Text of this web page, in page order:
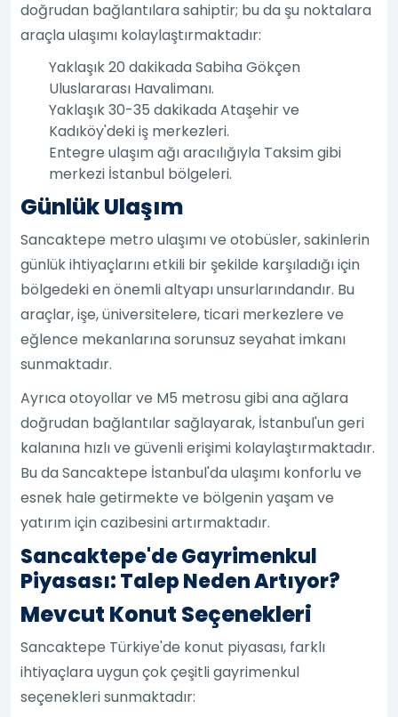
doğrudan bağlantılara sahiptir; bu da şu noktalara
araçla ulaşımı kolaylaştırmaktadır:
Yaklaşık 20 dakikada Sabiha Gökçen
Uluslararası Havalimanı.
Yaklaşık 30-35 dakikada Ataşehir ve
Kadıköy'deki iş merkezleri.
Entegre ulaşım ağı aracılığıyla Taksim gibi
merkezi İstanbul bölgeleri.
Günlük Ulaşım
Sancaktepe metro ulaşımı ve otobüsler, sakinlerin
günlük ihtiyaçlarını etkili bir şekilde karşıladığı için
bölgedeki en önemli altyapı unsurlarındandır. Bu
araçlar, işe, üniversitelere, ticari merkezlere ve
eğlence mekanlarına sorunsuz seyahat imkanı
sunmaktadır.
Ayrıca otoyollar ve M5 metrosu gibi ana ağlara
doğrudan bağlantılar sağlayarak, İstanbul'un geri
kalanına hızlı ve güvenli erişimi kolaylaştırmaktadır.
Bu da Sancaktepe İstanbul'da ulaşımı konforlu ve
esnek hale getirmekte ve bölgenin yaşam ve
yatırım için cazibesini artırmaktadır.
Sancaktepe'de Gayrimenkul
Piyasası: Talep Neden Artıyor?
Mevcut Konut Seçenekleri
Sancaktepe Türkiye'de konut piyasası, farklı
ihtiyaçlara uygun çok çeşitli gayrimenkul
seçenekleri sunmaktadır: